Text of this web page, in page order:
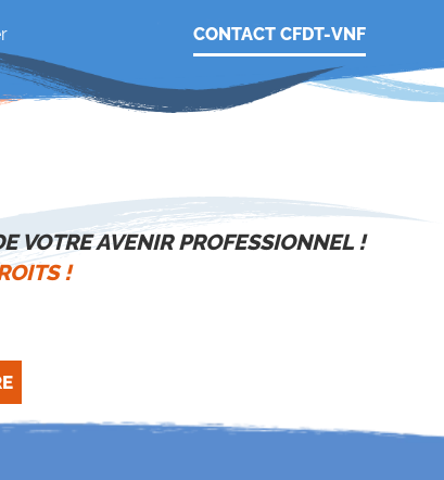
CONTACT CFDT-VNF
VOTRE AVENIR PROFESSIONNEL !
!